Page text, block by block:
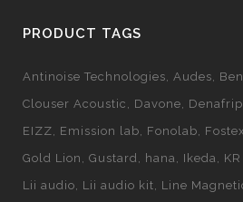
PRODUCT TAGS
Antinoise Technologies Audes
Clouser Acoustic
Davone
EIZZ
Emission lab Fonolab Fostex
Gold Lion
Gustard hana Ikeda
Lii audio
Lii audio kit Line